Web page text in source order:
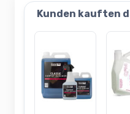
Kunden kauften